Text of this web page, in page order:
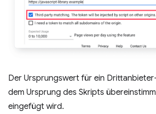
Der Ursprungswert für ein
dem Ursprung des Skripts
eingefügt wird.